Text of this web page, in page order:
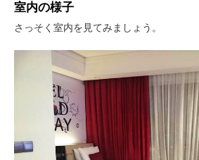
室内の様子
さっそく室内を見てみましょう。